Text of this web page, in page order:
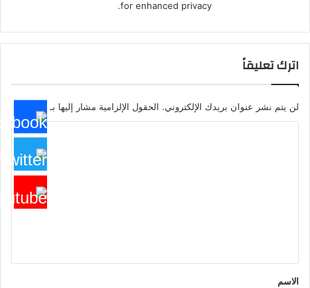
for enhanced privacy.
اترك تعليقاً
لن يتم نشر عنوان بريدك الإلكتروني. الحقول الإلزامية مشار إليها بـ
*
الاسم